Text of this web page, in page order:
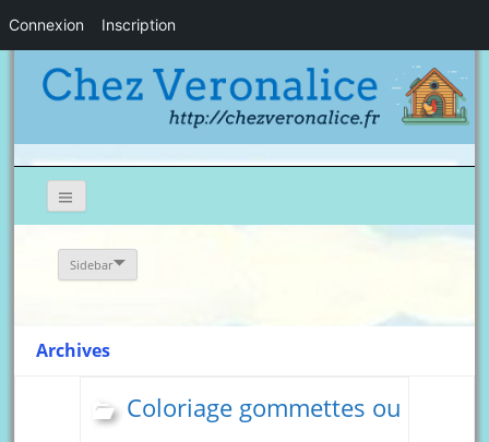
Sidebar
Archives
Coloriage gommettes ou
Connexion Inscription